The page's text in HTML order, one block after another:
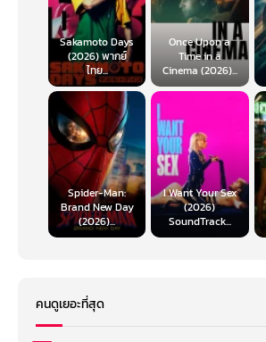
Sakamoto Days
(2026) พากย์
ไทย...
Once Upon a
Time in a
Cinema (2026)...
Spider-Man:
Brand New Day
(2026)...
I Want Your Sex
(2026)
SoundTrack...
คนดูเยอะที่สุด